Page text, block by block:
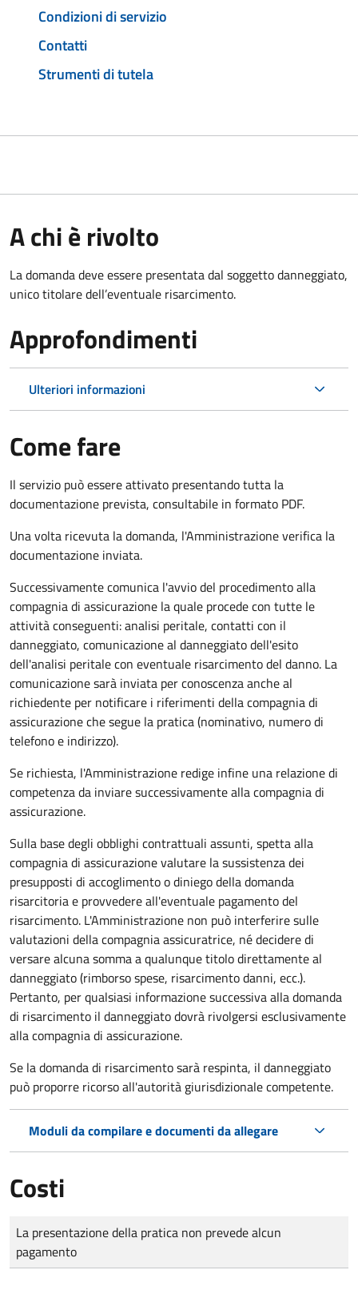
Condizioni di servizio
Contatti
Strumenti di tutela
A chi è rivolto
La domanda deve essere presentata dal soggetto danneggiato,
unico titolare dell’eventuale risarcimento.
Approfondimenti
Ulteriori informazioni
Come fare
Il servizio può essere attivato presentando tutta la
documentazione prevista, consultabile in formato PDF.
Una volta ricevuta la domanda, l'Amministrazione verifica la
documentazione inviata.
Successivamente comunica l'avvio del procedimento alla
compagnia di assicurazione la quale procede con tutte le
attività conseguenti: analisi peritale, contatti con il
danneggiato, comunicazione al danneggiato dell'esito
dell'analisi peritale con eventuale risarcimento del danno. La
comunicazione sarà inviata per conoscenza anche al
richiedente per notificare i riferimenti della compagnia di
assicurazione che segue la pratica (nominativo, numero di
telefono e indirizzo).
Se richiesta, l'Amministrazione redige infine una relazione di
competenza da inviare successivamente alla compagnia di
assicurazione.
Sulla base degli obblighi contrattuali assunti, spetta alla
compagnia di assicurazione valutare la sussistenza dei
presupposti di accoglimento o diniego della domanda
risarcitoria e provvedere all'eventuale pagamento del
risarcimento. L'Amministrazione non può interferire sulle
valutazioni della compagnia assicuratrice, né decidere di
versare alcuna somma a qualunque titolo direttamente al
danneggiato (rimborso spese, risarcimento danni, ecc.).
Pertanto, per qualsiasi informazione successiva alla domanda
di risarcimento il danneggiato dovrà rivolgersi esclusivamente
alla compagnia di assicurazione.
Se la domanda di risarcimento sarà respinta, il danneggiato
può proporre ricorso all'autorità giurisdizionale competente.
Moduli da compilare e documenti da allegare
Costi
Tipo di pagamento
Importo
La presentazione della pratica non prevede alcun
pagamento